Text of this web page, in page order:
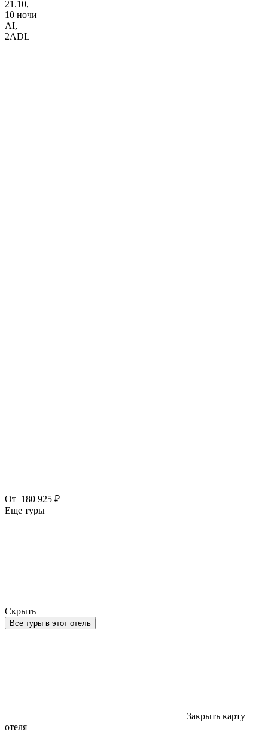
21.10,
10 ночи
AI,
2ADL
От 180 925 ₽
Еще туры
Скрыть
Все туры в этот отель
Закрыть карту
отеля